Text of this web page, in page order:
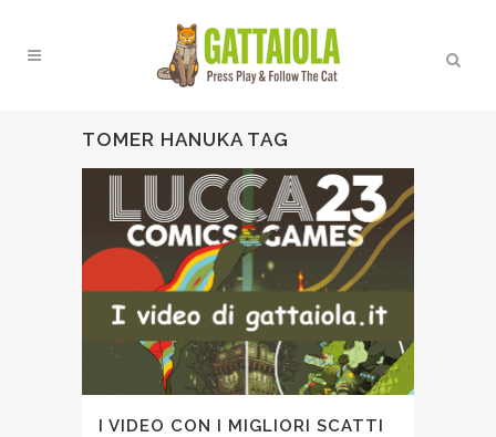
TOMER HANUKA TAG
I VIDEO CON I MIGLIORI SCATTI